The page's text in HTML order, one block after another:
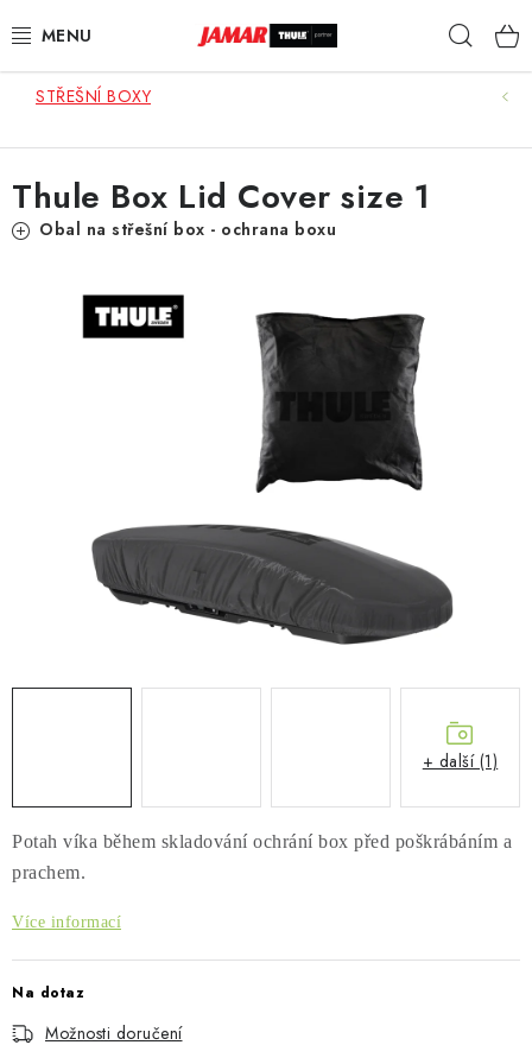
na
STŘEŠNÍ NOSIČE
STŘEŠNÍ BOXY
AUTOPOTAHY ŠITÉ NA MÍRU
PŮJČOVNA
STŘEŠNÍ KOŠE
CESTOVNÍ ZAVAZADLA
DÁRKOVÉ POUKAZY
STŘEŠNÍ BOXY
Potah víka během skladování ochrání box před poškrábáním a
prachem.
Více informací
Na dotaz
Možnosti doručení
Thule Box Lid Cover size 1
Obal na střešní box - ochrana boxu
+ další (1)